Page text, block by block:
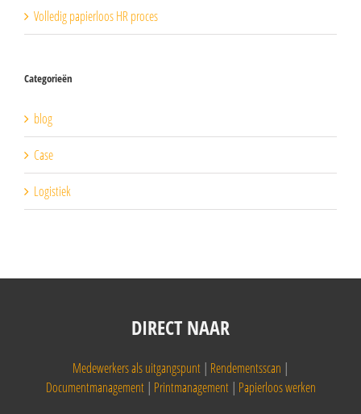
Volledig papierloos HR proces
Categorieën
blog
Case
Logistiek
DIRECT NAAR
Medewerkers als uitgangspunt | Rendementsscan |
Documentmanagement| Printmanagement| Papierloos werken